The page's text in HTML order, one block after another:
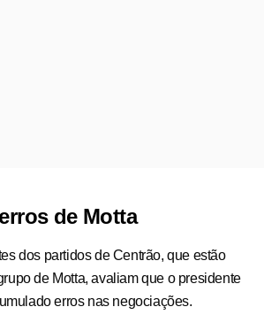
de Motta
dos partidos de Centrão, que estão
de Motta, avaliam que o presidente
erros nas negociações.